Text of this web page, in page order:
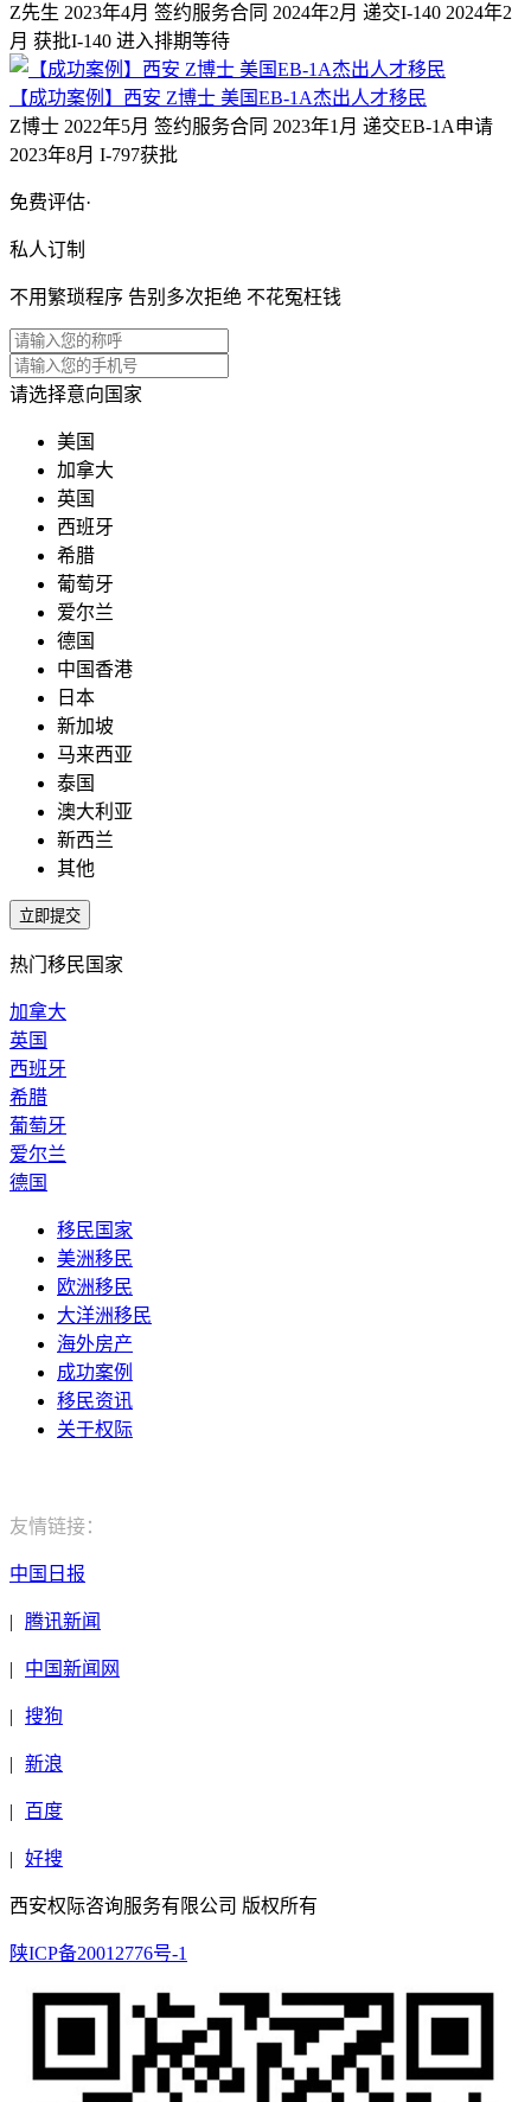
Z先生 2023年4月 签约服务合同 2024年2月 递交I-140 2024年2
月 获批I-140 进入排期等待
【成功案例】西安 Z博士 美国EB-1A杰出人才移民
Z博士 2022年5月 签约服务合同 2023年1月 递交EB-1A申请
2023年8月 I-797获批
免费评估·
私人订制
不用繁琐程序 告别多次拒绝 不花冤枉钱
请选择意向国家
美国
加拿大
英国
西班牙
希腊
葡萄牙
爱尔兰
德国
中国香港
日本
新加坡
马来西亚
泰国
澳大利亚
新西兰
其他
热门移民国家
加拿大
英国
西班牙
希腊
葡萄牙
爱尔兰
德国
移民国家
美洲移民
欧洲移民
大洋洲移民
海外房产
成功案例
移民资讯
关于权际
友情链接：
中国日报
| 腾讯新闻
| 中国新闻网
| 搜狗
| 新浪
| 百度
| 好搜
西安权际咨询服务有限公司 版权所有
陕ICP备20012776号-1